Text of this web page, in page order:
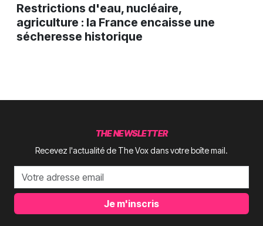
Restrictions d'eau, nucléaire,
agriculture : la France encaisse une
sécheresse historique
THE NEWSLETTER
Recevez l'actualité de The Vox dans votre boîte mail.
Je m'inscris